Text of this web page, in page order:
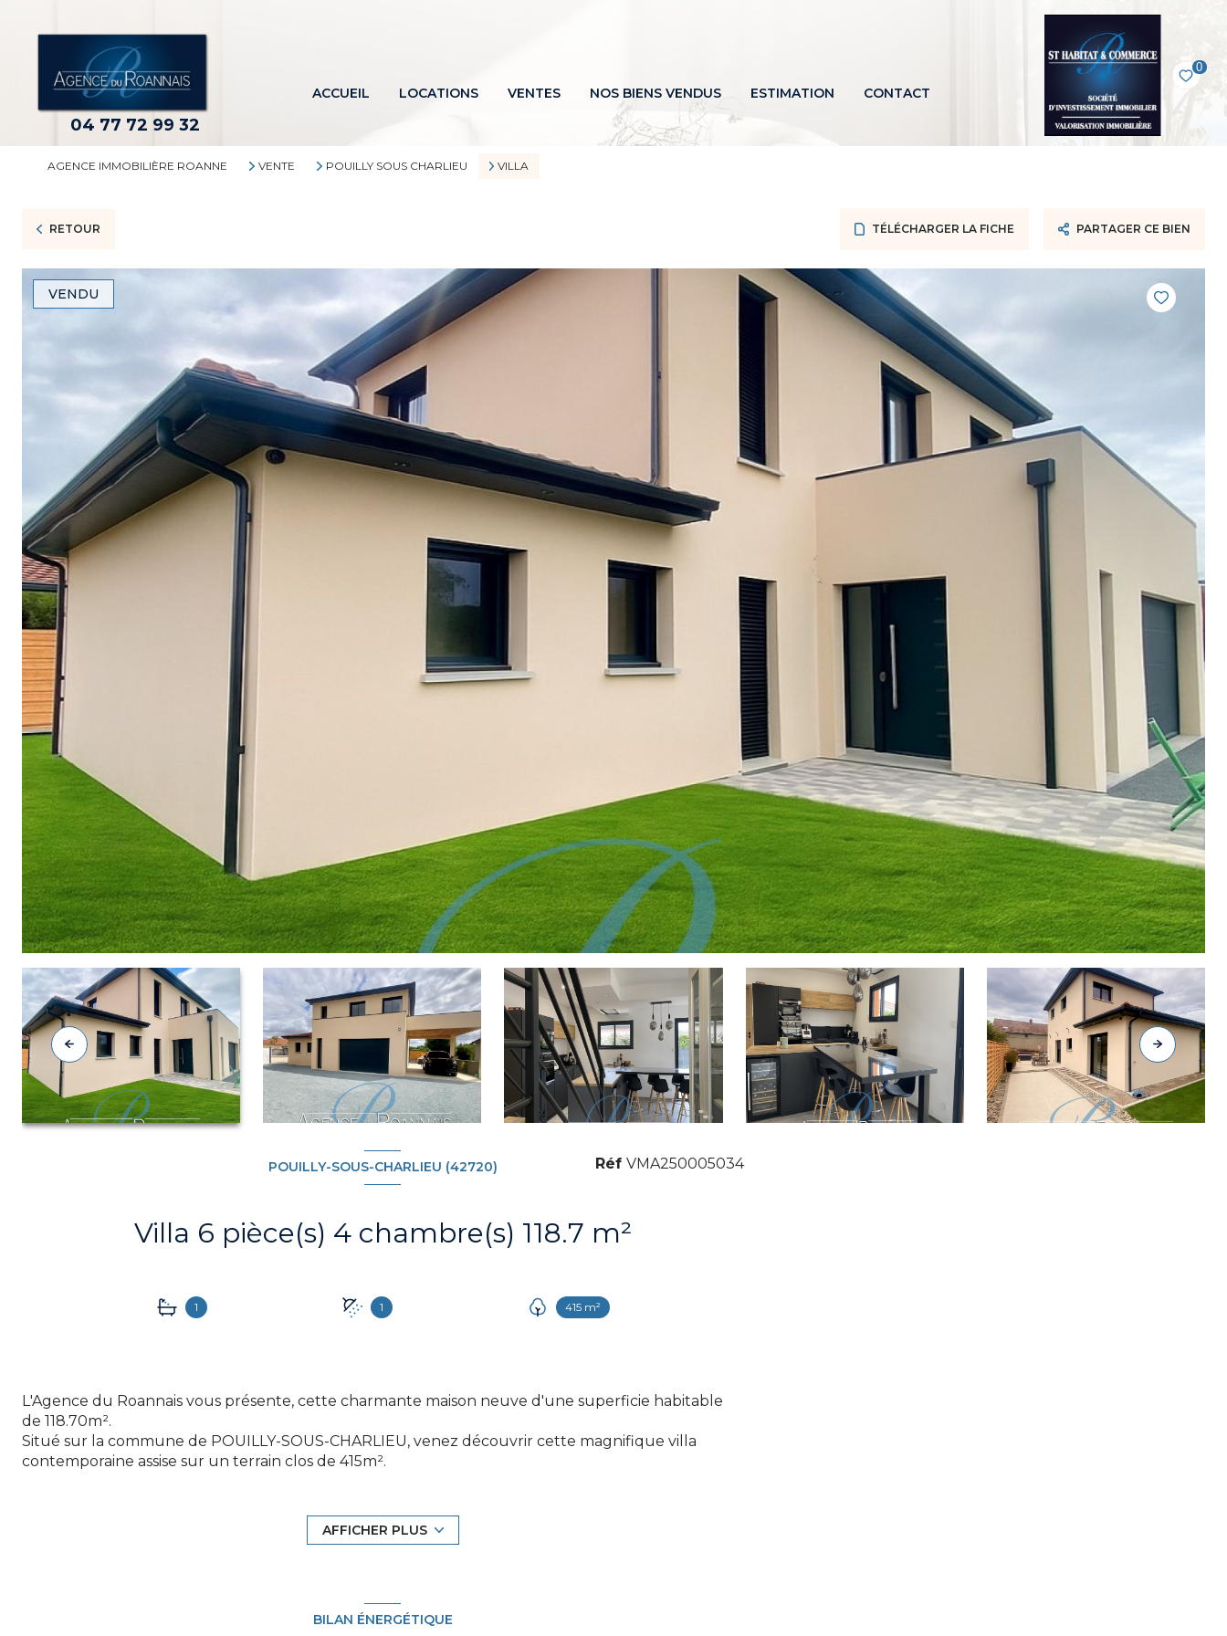
04 77 72 99 32
0
ACCUEIL LOCATIONS VENTES NOS BIENS VENDUS ESTIMATION CONTACT
AGENCE IMMOBILIÈRE ROANNE VENTE POUILLY SOUS CHARLIEU VILLA
RETOUR TÉLÉCHARGER LA FICHE PARTAGER CE BIEN
VENDU
POUILLY-SOUS-CHARLIEU (42720)
Villa 6 pièce(s) 4 chambre(s) 118.7 m²
1 1 415 m²
Réf VMA250005034
L'Agence du Roannais vous présente, cette charmante maison neuve d'une superficie habitable
de 118.70m².
Situé sur la commune de POUILLY-SOUS-CHARLIEU, venez découvrir cette magnifique villa
contemporaine assise sur un terrain clos de 415m².
L'habitation offre une entrée entièrement aménagé donnant sur la pièce à vivre avec cuisine
entièrement équipée, une suite parentale avec salle d'eau offrant une double douche, et un WC
salle de bains avec baignoire et douche, un WC indépendant et une buanderie donnant
AFFICHER PLUS
BILAN ÉNERGÉTIQUE